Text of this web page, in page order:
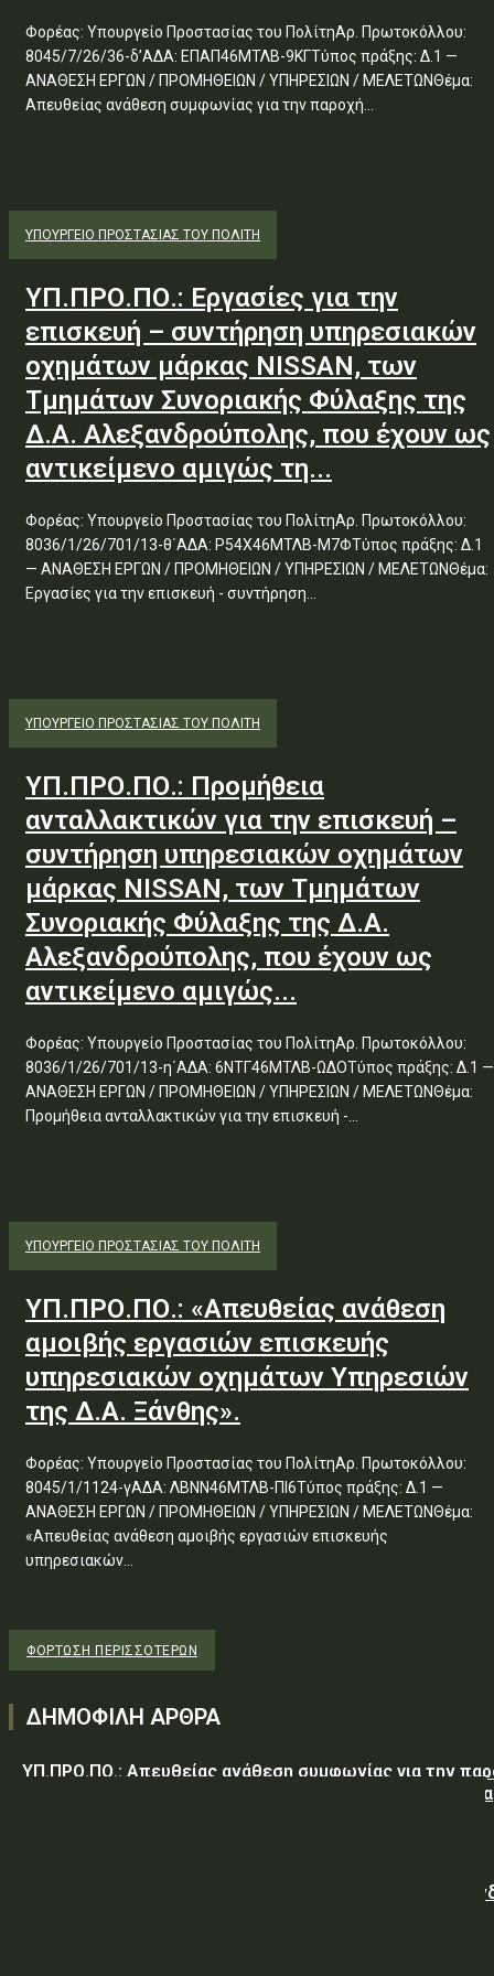
Φορέας: Υπουργείο Προστασίας του ΠολίτηΑρ. Πρωτοκόλλου:
8045/7/26/36-δ’ΑΔΑ: ΕΠΑΠ46ΜΤΛΒ-9ΚΓΤύπος πράξης: Δ.1 —
ΑΝΑΘΕΣΗ ΕΡΓΩΝ / ΠΡΟΜΗΘΕΙΩΝ / ΥΠΗΡΕΣΙΩΝ / ΜΕΛΕΤΩΝΘέμα:
Απευθείας ανάθεση συμφωνίας για την παροχή...
ΥΠΟΥΡΓΕΊΟ ΠΡΟΣΤΑΣΊΑΣ ΤΟΥ ΠΟΛΊΤΗ
ΥΠ.ΠΡΟ.ΠΟ.: Εργασίες για την
επισκευή – συντήρηση υπηρεσιακών
οχημάτων μάρκας NISSAN, των
Τμημάτων Συνοριακής Φύλαξης της
Δ.Α. Αλεξανδρούπολης, που έχουν ως
αντικείμενο αμιγώς τη...
Φορέας: Υπουργείο Προστασίας του ΠολίτηΑρ. Πρωτοκόλλου:
8036/1/26/701/13-θ΄ΑΔΑ: Ρ54Χ46ΜΤΛΒ-Μ7ΦΤύπος πράξης: Δ.1
— ΑΝΑΘΕΣΗ ΕΡΓΩΝ / ΠΡΟΜΗΘΕΙΩΝ / ΥΠΗΡΕΣΙΩΝ / ΜΕΛΕΤΩΝΘέμα:
Εργασίες για την επισκευή - συντήρηση...
ΥΠΟΥΡΓΕΊΟ ΠΡΟΣΤΑΣΊΑΣ ΤΟΥ ΠΟΛΊΤΗ
ΥΠ.ΠΡΟ.ΠΟ.: Προμήθεια
ανταλλακτικών για την επισκευή –
συντήρηση υπηρεσιακών οχημάτων
μάρκας NISSAN, των Τμημάτων
Συνοριακής Φύλαξης της Δ.Α.
Αλεξανδρούπολης, που έχουν ως
αντικείμενο αμιγώς...
Φορέας: Υπουργείο Προστασίας του ΠολίτηΑρ. Πρωτοκόλλου:
8036/1/26/701/13-η΄ΑΔΑ: 6ΝΤΓ46ΜΤΛΒ-ΩΔΟΤύπος πράξης: Δ.1 —
ΑΝΑΘΕΣΗ ΕΡΓΩΝ / ΠΡΟΜΗΘΕΙΩΝ / ΥΠΗΡΕΣΙΩΝ / ΜΕΛΕΤΩΝΘέμα:
Προμήθεια ανταλλακτικών για την επισκευή -...
ΥΠΟΥΡΓΕΊΟ ΠΡΟΣΤΑΣΊΑΣ ΤΟΥ ΠΟΛΊΤΗ
ΥΠ.ΠΡΟ.ΠΟ.: «Απευθείας ανάθεση
αμοιβής εργασιών επισκευής
υπηρεσιακών οχημάτων Υπηρεσιών
της Δ.Α. Ξάνθης».
Φορέας: Υπουργείο Προστασίας του ΠολίτηΑρ. Πρωτοκόλλου:
8045/1/1124-γΑΔΑ: ΛΒΝΝ46ΜΤΛΒ-ΠΙ6Τύπος πράξης: Δ.1 —
ΑΝΑΘΕΣΗ ΕΡΓΩΝ / ΠΡΟΜΗΘΕΙΩΝ / ΥΠΗΡΕΣΙΩΝ / ΜΕΛΕΤΩΝΘέμα:
«Απευθείας ανάθεση αμοιβής εργασιών επισκευής
υπηρεσιακών...
ΦΌΡΤΩΣΗ ΠΕΡΙΣΣΟΤΈΡΩΝ
ΔΗΜΟΦΙΛΗ ΑΡΘΡΑ
ΥΠ.ΠΡΟ.ΠΟ.: Απευθείας ανάθεση συμφωνίας για την
υπηρεσιών κλειδαρά για τη σφράγιση οικίας στα Μέγαρα
Γαλλική «ψήφος εμπιστοσύνης» στην ηλεκτρική